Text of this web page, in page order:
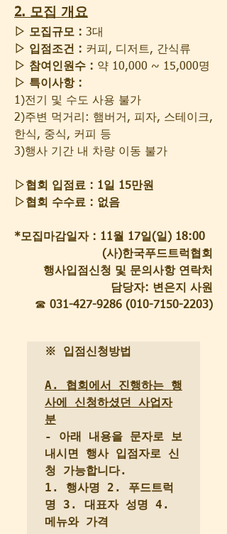
2. 모집 개요
▷ 모집규모 : 3대
▷ 입점조건 : 커피, 디저트, 간식류
▷ 참여인원수 : 약 10,000 ~ 15,000명
▷ 특이사항 :
1)전기 및 수도 사용 불가
2)주변 먹거리: 햄버거, 피자, 스테이크,
한식, 중식, 커피 등
3)행사 기간 내 차량 이동 불가
▷협회 입점료 : 1일 15만원
▷협회 수수료 : 없음
*모집마감일자 : 11월 17일(일) 18:00
(사)한국푸드트럭협회
행사입점신청 및 문의사항 연락처
담당자: 변은지 사원
☎ 031-427-9286 (010-7150-2203)
※ 입점신청방법
A. 협회에서 진행하는 행
사에 신청하셨던 사업자
분
- 아래 내용을 문자로 보
내시면 행사 입점자로 신
청 가능합니다.
1. 행사명 2. 푸드트럭
명 3. 대표자 성명 4.
메뉴와 가격